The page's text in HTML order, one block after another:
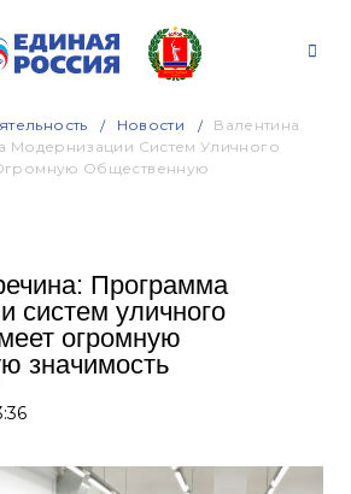
Новости
Валентина
Модернизации Систем Уличного
Общественную
Программа
систем уличного
огромную
значимость